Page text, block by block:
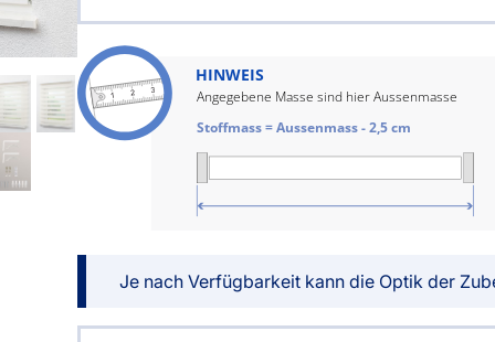
Zubehör
Massanfertigung
Fertiggrössen
Alle Dekostoffe
Zubehör
Alle
HINWEIS
Stoffmass = Aussenmass - 2,5 cm
Angegebene Masse sind hier Aussenmasse
Je nach Verfügbarkeit kann die Optik der